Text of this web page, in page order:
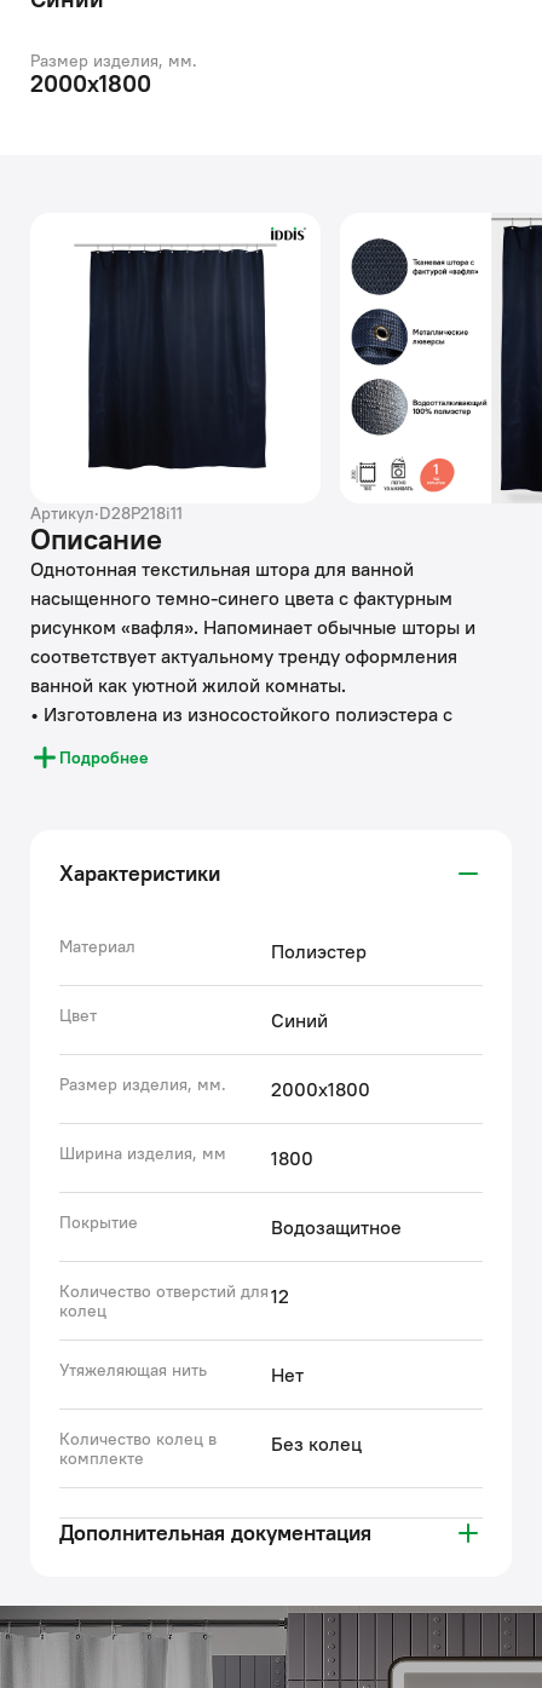
Размер изделия, мм.
2000х1800
Артикул·D28P218i11
Описание
Однотонная текстильная штора для ванной
насыщенного темно-синего цвета с фактурным
рисунком «вафля». Напоминает обычные шторы и
соответствует актуальному тренду оформления
ванной как уютной жилой комнаты.
• Изготовлена из износостойкого полиэстера с
водоотталкивающей пропиткой – при попадании на
ткань вода не впитывается, а скатывается каплями.
люверсов из нержавеющей стали.
• Легко ухаживать: шторку для ванной комнаты
режиме и гладить утюгом на минимальной
• Гарантия на текстильные аксессуары IDDIS® – 1 год.
(с) Авторский текст, октябрь 2022 г.
Подробнее
Характеристики
Материал Полиэстер
Цвет Синий
Размер изделия, мм. 2000х1800
Ширина изделия, мм 1800
Покрытие Водозащитное
Количество отверстий для
колец
12
Утяжеляющая нить Нет
Количество колец в
комплекте
Без колец
Дополнительная документация